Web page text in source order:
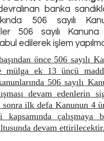
banka
506 sayılı
506 sayılı
edilerek işlem
önce 506 sayılı
ek 13 üncü
506 sayılı
devam edenlerin
sonra ilk defa Kanunun 4
çalışmaya
devam